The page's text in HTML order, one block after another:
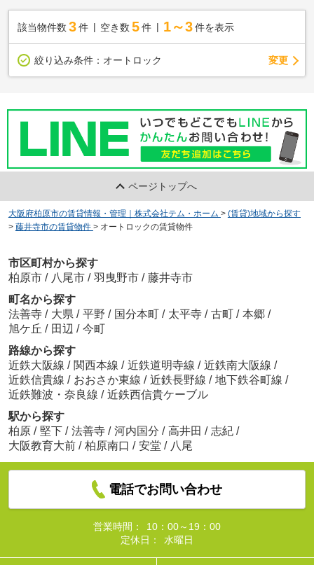
該当物件数 3件 空き数 5 件 1～3 件を表示
絞り込み条件： オートロック 変更
ページトップへ
大阪府柏原市の賃貸情報・管理｜株式会社テム・ホーム > (賃貸)地域から探す
> 藤井寺市の賃貸物件 > オートロックの賃貸物件
市区町村から探す
柏原市 / 八尾市 / 羽曳野市 / 藤井寺市
町名から探す
法善寺 / 大県 / 平野 / 国分本町 / 太平寺 / 古町 / 本郷 /
旭ケ丘 / 田辺 / 今町
路線から探す
近鉄大阪線 / 関西本線 / 近鉄道明寺線 / 近鉄南大阪線 /
近鉄信貴線 / おおさか東線 / 近鉄長野線 / 地下鉄谷町線 /
近鉄難波・奈良線 / 近鉄西信貴ケーブル
駅から探す
柏原 / 堅下 / 法善寺 / 河内国分 / 高井田 / 志紀 /
大阪教育大前 / 柏原南口 / 安堂 / 八尾
電話でお問い合わせ
営業時間：
10：00～19：00
定休日：
水曜日